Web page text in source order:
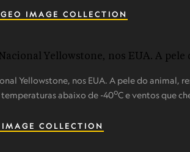
IMAGE COLLECTION
Yellowstone, nos EUA. A pele do animal,
abaixo de -40oC e ventos que
COLLECTION